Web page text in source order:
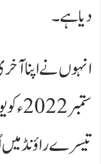
دیا ہے۔
تیسرے راؤنڈ